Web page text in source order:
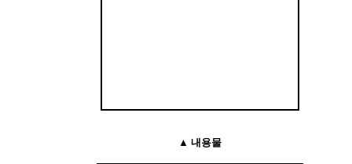
▲ 내용물